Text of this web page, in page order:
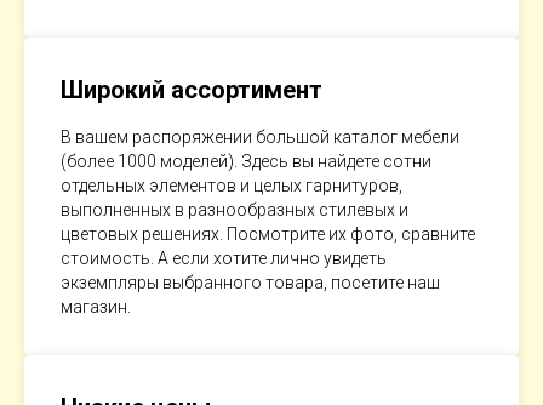
Широкий ассортимент
В вашем распоряжении большой каталог мебели
(более 1000 моделей). Здесь вы найдете сотни
отдельных элементов и целых гарнитуров,
выполненных в разнообразных стилевых и
цветовых решениях. Посмотрите их фото, сравните
стоимость. А если хотите лично увидеть
экземпляры выбранного товара, посетите наш
магазин.